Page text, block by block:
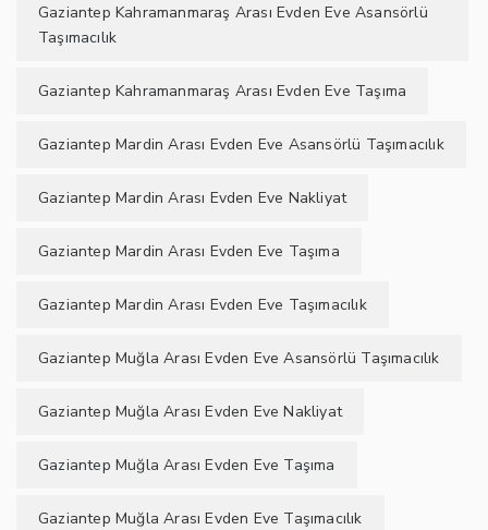
Gaziantep Kahramanmaraş Arası Evden Eve Asansörlü
Taşımacılık
Gaziantep Kahramanmaraş Arası Evden Eve Taşıma
Gaziantep Mardin Arası Evden Eve Asansörlü Taşımacılık
Gaziantep Mardin Arası Evden Eve Nakliyat
Gaziantep Mardin Arası Evden Eve Taşıma
Gaziantep Mardin Arası Evden Eve Taşımacılık
Gaziantep Muğla Arası Evden Eve Asansörlü Taşımacılık
Gaziantep Muğla Arası Evden Eve Nakliyat
Gaziantep Muğla Arası Evden Eve Taşıma
Gaziantep Muğla Arası Evden Eve Taşımacılık